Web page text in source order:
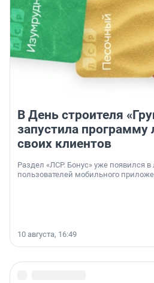
В День строителя
запустила программу
своих клиентов
Раздел «ЛСР. Бонус» уже появился
пользователей мобильного
10 августа, 16:49